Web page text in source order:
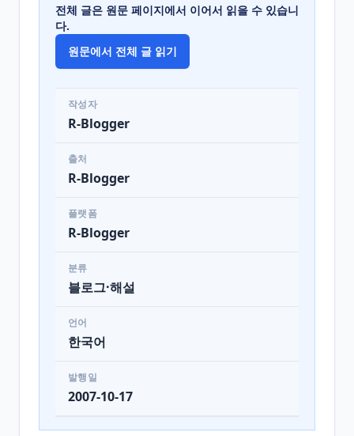
전체 글은 원문 페이지에서 이어서 읽을 수 있습니
다.
원문에서 전체 글 읽기
작성자
R-Blogger
출처
R-Blogger
플랫폼
R-Blogger
분류
블로그·해설
언어
한국어
발행일
2007-10-17